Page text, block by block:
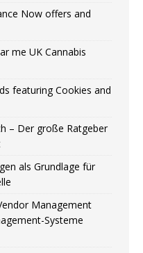
Now offers and
me UK Сannabis
featuring Cookies and
– Der große Ratgeber
als Grundlage für
Management
Systeme